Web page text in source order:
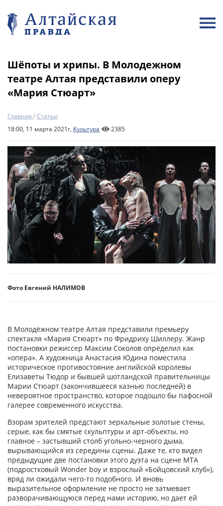
Шёпоты и хрипы. В Молодежном
театре Алтая представили оперу
«Мария Стюарт»
Главная /Статьи
18:00, 11 марта 2021г, Культура 2385
Фото Евгений НАЛИМОВ
В Молодёжном театре Алтая представили премьеру
спектакля «Мария Стюарт» по Фридриху Шиллеру. Жанр
постановки режиссер Максим Соколов определил как
«опера». А художница Анастасия Юдина поместила
историческое противостояние английской королевы
Елизаветы Тюдор и бывшей шотландской правительницы
Марии Стюарт (закончившееся казнью последней) в
невероятное пространство, которое подошло бы пафосной
галерее современного искусства.
Взорам зрителей предстают зеркальные золотые стены,
серые, как бы смятые скульптуры и арт-объекты, но
главное – застывший столб угольно-черного дыма,
вырывающийся из середины сцены. Даже те, кто видел
предыдущие две постановки этого дуэта на сцене МТА
(подростковый Wonder boy и взрослый «Бойцовский клуб»),
вряд ли ожидали чего-то подобного. И вновь
выразительное оформление не просто не затмевает
разворачивающуюся перед нами историю, но дает ей